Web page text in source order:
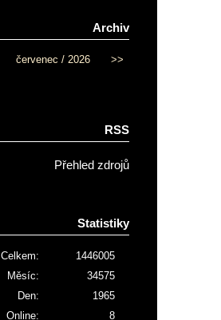
Archiv
červenec / 2026 >>
RSS
Přehled zdrojů
Statistiky
Online: 8
Celkem:
1446005
Měsíc:
34575
Den:
1965